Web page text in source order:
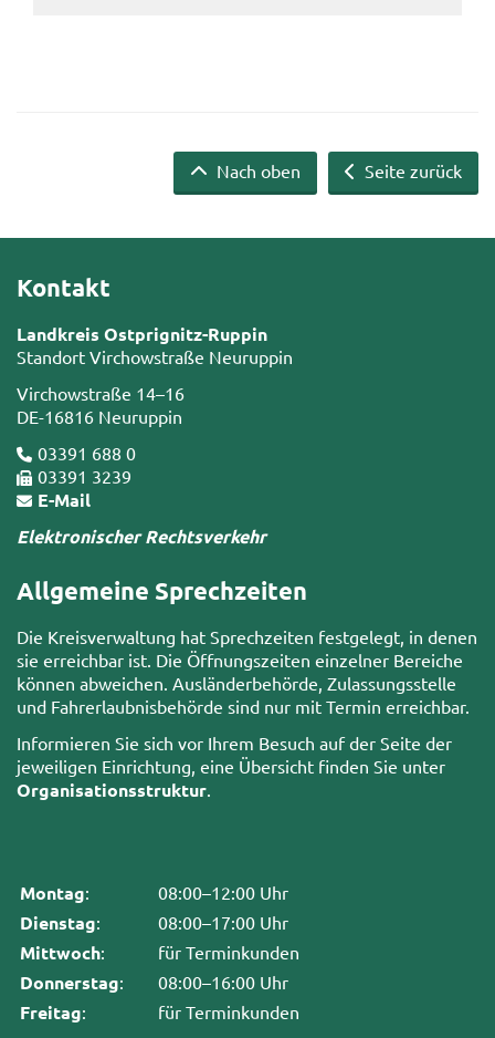
Seite zurück
Nach oben
Kontakt
Landkreis Ostprignitz-Ruppin
Standort Virchowstraße Neuruppin
Virchowstraße 14–16
DE-16816 Neuruppin
03391 688 0
03391 3239
E-Mail
Elektronischer Rechtsverkehr
Allgemeine Sprechzeiten
Die Kreisverwaltung hat Sprechzeiten festgelegt, in denen
sie erreichbar ist. Die Öffnungszeiten einzelner Bereiche
können abweichen. Ausländerbehörde, Zulassungsstelle
und Fahrerlaubnisbehörde sind nur mit Termin erreichbar.
Informieren Sie sich vor Ihrem Besuch auf der Seite der
jeweiligen Einrichtung, eine Übersicht finden Sie unter
Organisationsstruktur
Montag: 08:00–12:00 Uhr
Dienstag: 08:00–17:00 Uhr
Mittwoch: für Terminkunden
Donnerstag: 08:00–16:00 Uhr
Freitag: für Terminkunden